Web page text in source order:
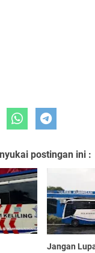
postingan ini :
Jangan